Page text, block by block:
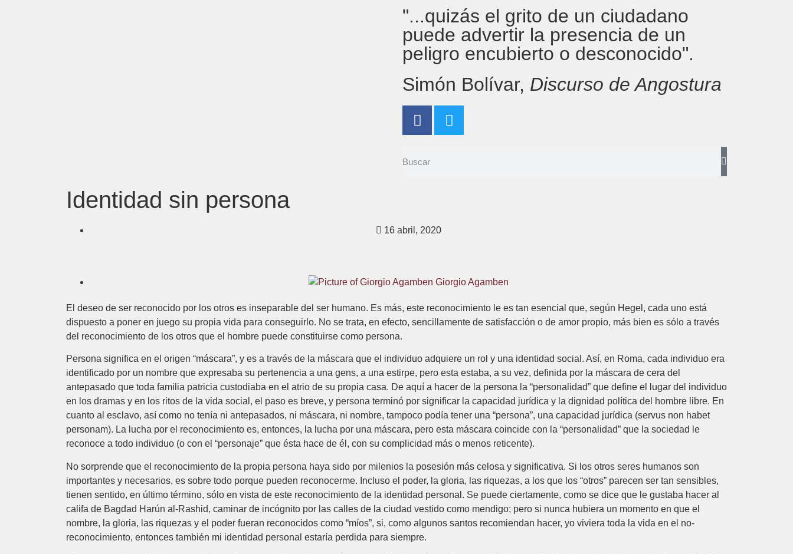
"...quizás el grito de un ciudadano
puede advertir la presencia de un
peligro encubierto o desconocido".
Simón Bolívar, Discurso de Angostura
Identidad sin persona
16 abril, 2020
Giorgio Agamben
El deseo de ser reconocido por los otros es inseparable del ser humano. Es más, este reconocimiento le es tan esencial que, según Hegel, cada uno está
dispuesto a poner en juego su propia vida para conseguirlo. No se trata, en efecto, sencillamente de satisfacción o de amor propio, más bien es sólo a través
del reconocimiento de los otros que el hombre puede constituirse como persona.
Persona significa en el origen “máscara”, y es a través de la máscara que el individuo adquiere un rol y una identidad social. Así, en Roma, cada individuo era
identificado por un nombre que expresaba su pertenencia a una gens, a una estirpe, pero esta estaba, a su vez, definida por la máscara de cera del
antepasado que toda familia patricia custodiaba en el atrio de su propia casa. De aquí a hacer de la persona la “personalidad” que define el lugar del individuo
en los dramas y en los ritos de la vida social, el paso es breve, y persona terminó por significar la capacidad jurídica y la dignidad política del hombre libre. En
cuanto al esclavo, así como no tenía ni antepasados, ni máscara, ni nombre, tampoco podía tener una “persona”, una capacidad jurídica (servus non habet
personam). La lucha por el reconocimiento es, entonces, la lucha por una máscara, pero esta máscara coincide con la “personalidad” que la sociedad le
reconoce a todo individuo (o con el “personaje” que ésta hace de él, con su complicidad más o menos reticente).
No sorprende que el reconocimiento de la propia persona haya sido por milenios la posesión más celosa y significativa. Si los otros seres humanos son
importantes y necesarios, es sobre todo porque pueden reconocerme. Incluso el poder, la gloria, las riquezas, a los que los “otros” parecen ser tan sensibles,
tienen sentido, en último término, sólo en vista de este reconocimiento de la identidad personal. Se puede ciertamente, como se dice que le gustaba hacer al
califa de Bagdad Harún al-Rashid, caminar de incógnito por las calles de la ciudad vestido como mendigo; pero si nunca hubiera un momento en que el
nombre, la gloria, las riquezas y el poder fueran reconocidos como “míos”, si, como algunos santos recomiendan hacer, yo viviera toda la vida en el no-
reconocimiento, entonces también mi identidad personal estaría perdida para siempre.